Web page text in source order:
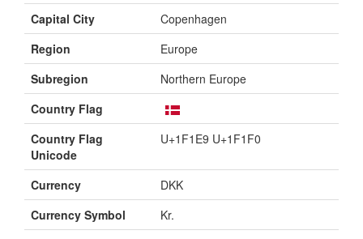
Capital City
Copenhagen
Region
Europe
Subregion
Northern Europe
Country Flag
Country Flag
Unicode
U+1F1E9 U+1F1F0
Currency
DKK
Currency Symbol
Kr.